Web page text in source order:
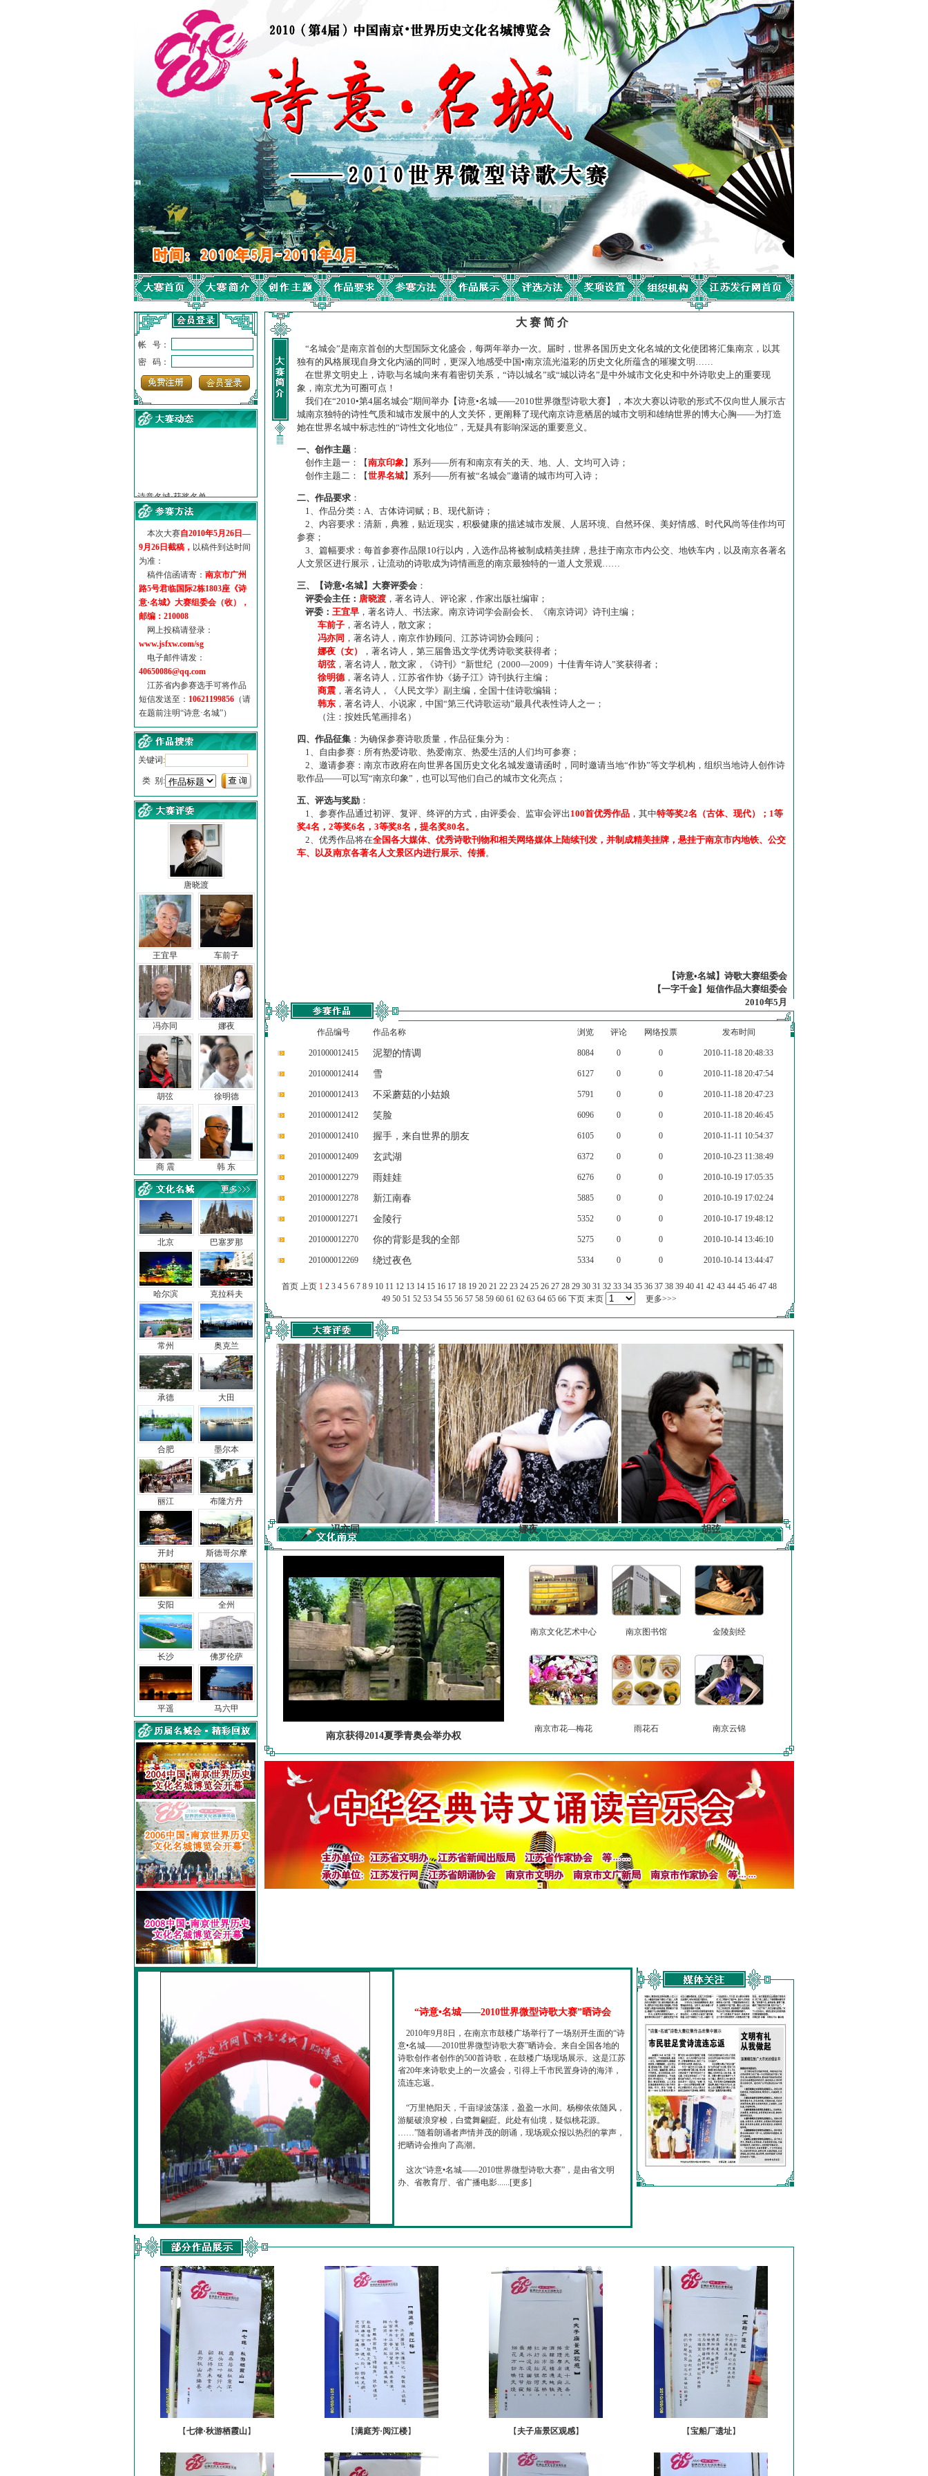
帐 号：
密 码：
·诗意名城·地铁时间
地铁完美呈现【诗意·名城...
参赛作品多达5000多首
“诗意·名城”晒诗会
特别通知--致广大诗词爱好...
本次大赛自2010年5月26日—
9月26日截稿， 以稿件到达时间
为准：
稿件信函请寄： 南京市广州
路5号君临国际2栋1803座《诗
意·名城》大赛组委会（收），
邮编：210008
网上投稿请登录：
www.jsfxw.com/sg
电子邮件请发：
40650086@qq.com
江苏省内参赛选手可将作品
短信发送至： 10621199856 （请
在题前注明“诗意·名城”）
关键词:
类 别:
唐晓渡
王宜早 车前子
冯亦同 娜夜
胡弦 徐明德
商 震 韩 东
北京
哈尔滨
常州
承德
合肥
丽江
开封
安阳
长沙
平遥
巴塞罗那
克拉科夫
奥克兰
大田
墨尔本
布隆方丹
斯德哥尔摩
全州
佛罗伦萨
马六甲
大 赛 简 介
“名城会”是南京首创的大型国际文化盛会，每两年举办一次。届时，世界各国历史文化名城的文化使团将汇集南京，以其
独有的风格展现自身文化内涵的同时，更深入地感受中国•南京流光溢彩的历史文化所蕴含的璀璨文明……
在世界文明史上，诗歌与名城向来有着密切关系，“诗以城名”或“城以诗名”是中外城市文化史和中外诗歌史上的重要现
象，南京尤为可圈可点！
我们在“2010•第4届名城会”期间举办【诗意•名城——2010世界微型诗歌大赛】，本次大赛以诗歌的形式不仅向世人展示古
城南京独特的诗性气质和城市发展中的人文关怀，更阐释了现代南京诗意栖居的城市文明和雄纳世界的博大心胸——为打造
她在世界名城中标志性的“诗性文化地位”，无疑具有影响深远的重要意义。
一、创作主题 ：
创作主题一：【南京印象】系列——所有和南京有关的天、地、人、文均可入诗；
创作主题二：【世界名城】系列——所有被“名城会”邀请的城市均可入诗；
二、作品要求 ：
1、作品分类：A、古体诗词赋；B、现代新诗；
2、内容要求：清新，典雅，贴近现实，积极健康的描述城市发展、人居环境、自然环保、美好情感、时代风尚等佳作均可
参赛；
3、篇幅要求：每首参赛作品限10行以内，入选作品将被制成精美挂牌，悬挂于南京市内公交、地铁车内，以及南京各著名
人文景区进行展示，让流动的诗歌成为诗情画意的南京最独特的一道人文景观……
三、【诗意•名城】大赛评委会 ：
评委会主任： 唐晓渡 ，著名诗人、评论家，作家出版社编审；
评委： 王宜早 ，著名诗人、书法家。南京诗词学会副会长、《南京诗词》诗刊主编；
车前子 ，著名诗人，散文家；
冯亦同 ，著名诗人，南京作协顾问、江苏诗词协会顾问；
娜夜（女）
，著名诗人，第三届鲁迅文学优秀诗歌奖获得者；
胡弦，著名诗人，散文家，《诗刊》“新世纪（2000—2009）十佳青年诗人”奖获得者；
徐明德，著名诗人，江苏省作协《扬子江》诗刊执行主编；
商震 ，著名诗人，《人民文学》副主编，全国十佳诗歌编辑；
韩东 ，著名诗人、小说家，中国“第三代诗歌运动”最具代表性诗人之一；
（注：按姓氏笔画排名）
四、作品征集 ：为确保参赛诗歌质量，作品征集分为：
1、自由参赛：所有热爱诗歌、热爱南京、热爱生活的人们均可参赛；
2、邀请参赛：南京市政府在向世界各国历史文化名城发邀请函时，同时邀请当地“作协”等文学机构，组织当地诗人创作诗
歌作品——可以写“南京印象”，也可以写他们自己的城市文化亮点；
五、评选与奖励 ：
1、参赛作品通过初评、复评、终评的方式，由评委会、监审会评出 100首优秀作品 ，其中特等奖2名（古体、现代）；1等
奖4名，2等奖6名，3等奖8名，提名奖80名。
2、优秀作品将在全国各大媒体、优秀诗歌刊物和相关网络媒体上陆续刊发，并制成精美挂牌，悬挂于南京市内地铁、公交
车、以及南京各著名人文景区内进行展示、传播。
【诗意•名城】诗歌大赛组委会
【一字千金】短信作品大赛组委会
2010年5月
作品编号 作品名称 浏览 评论 网络投票 发布时间
201000012415 泥塑的情调 8084 0 0 2010-11-18 20:48:33
201000012414 雪 6127 0 0 2010-11-18 20:47:54
201000012413 不采蘑菇的小姑娘 5791 0 0 2010-11-18 20:47:23
201000012412 笑脸 6096 0 0 2010-11-18 20:46:45
201000012410 握手，来自世界的朋友 6105 0 0 2010-11-11 10:54:37
201000012409 玄武湖 6372 0 0 2010-10-23 11:38:49
201000012279 雨娃娃 6276 0 0 2010-10-19 17:05:35
201000012278 新江南春 5885 0 0 2010-10-19 17:02:24
201000012271 金陵行 5352 0 0 2010-10-17 19:48:12
201000012270 你的背影是我的全部 5275 0 0 2010-10-14 13:46:10
201000012269 绕过夜色 5334 0 0 2010-10-14 13:44:47
首页 上页 1 2 3 4 5 6 7 8 9 10 11 12 13 14 15 16 17 18 19 20 21 22 23 24 25 26 27 28 29 30 31 32 33 34 35 36 37 38 39 40 41 42 43 44 45 46 47 48
49 50 51 52 53 54 55 56 57 58 59 60 61 62 63 64 65 66 下页 末页 更多>>>
冯亦同 娜夜 胡弦
南京文化艺术中心 南京图书馆 金陵刻经
南京市花—梅花 雨花石 南京云锦
南京获得2014夏季青奥会举办权
“诗意•名城——2010世界微型诗歌大赛”晒诗会
2010年9月8日，在南京市鼓楼广场举行了一场别开生面的“诗
意•名城——2010世界微型诗歌大赛”晒诗会。来自全国各地的
诗歌创作者创作的500首诗歌，在鼓楼广场现场展示。这是江苏
省20年来诗歌史上的一次盛会，引得上千市民置身诗的海洋，
流连忘返。
“万里艳阳天，千亩绿波荡漾，盈盈一水间。杨柳依依随风，
游艇破浪穿梭，白鹭舞翩跹。此处有仙境，疑似桃花源。
……”随着朗诵者声情并茂的朗诵，现场观众报以热烈的掌声，
把晒诗会推向了高潮。
这次“诗意•名城——2010世界微型诗歌大赛”，是由省文明
办、省教育厅、省广播电影......[更多]
【七律·秋游栖霞山】 【满庭芳·阅江楼】 【夫子庙景区观感】 【宝船厂遗址】